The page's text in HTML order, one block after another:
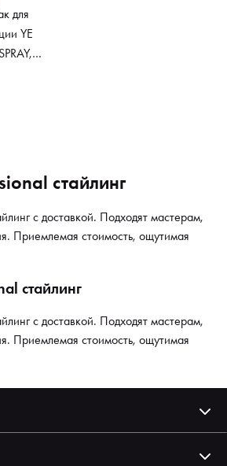
для
YE
стайлинг
с доставкой. Подходят мастерам,
Приемлемая стоимость, ощутимая
стайлинг
с доставкой. Подходят мастерам,
Приемлемая стоимость, ощутимая